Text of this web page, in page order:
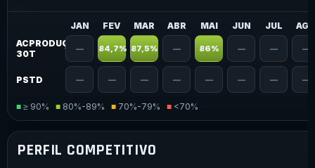
JAN FEV MAR ABR MAI JUN JUL
AGO
ACPRODUÇÃO
30T
— 84,7% 87,5% — 86% — — —
PSTD — — — — — — — —
■ ≥ 90% ■ 80%-89% ■ 70%-79% ■ <70%
PERFIL COMPETITIVO